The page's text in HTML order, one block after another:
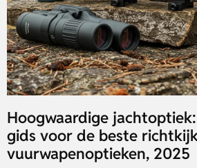
Hoogwaardige
gids voor de beste
vuurwapenoptieken, 2025